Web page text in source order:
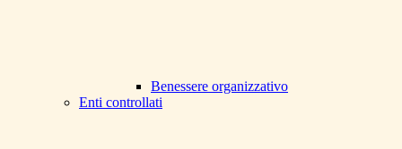
Benessere organizzativo
Enti controllati